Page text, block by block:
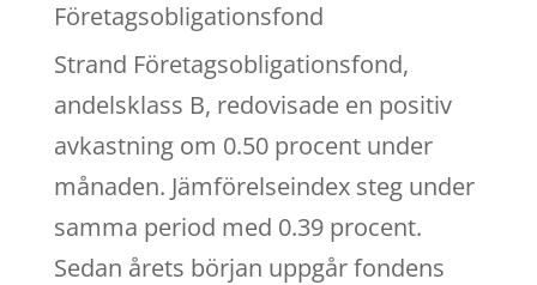
Företagsobligationsfond
Strand Företagsobligationsfond,
andelsklass B, redovisade en positiv
avkastning om 0.50 procent under
månaden. Jämförelseindex steg under
samma period med 0.39 procent.
Sedan årets början uppgår fondens